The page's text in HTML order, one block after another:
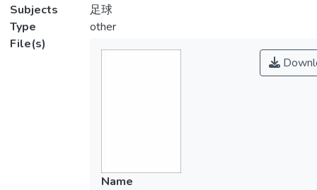
Subjects
足球
Type
other
File(s)
Name